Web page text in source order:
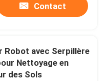
Contact
Robot avec Serpillère
Nettoyage en
des Sols